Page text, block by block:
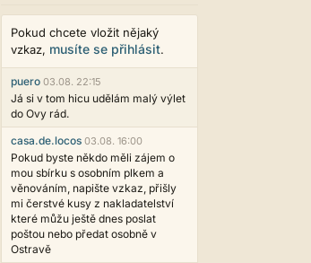
Pokud chcete vložit nějaký
vzkaz, musíte se přihlásit.
puero 03.08. 22:15
Já si v tom hicu udělám malý výlet
do Ovy rád.
casa.de.locos 03.08. 16:00
Pokud byste někdo měli zájem o
mou sbírku s osobním plkem a
věnováním, napište vzkaz, přišly
mi čerstvé kusy z nakladatelství
které můžu ještě dnes poslat
poštou nebo předat osobně v
Ostravě